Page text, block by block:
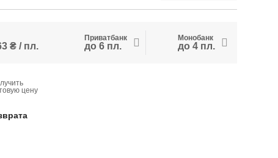
₴ / пл.
Приватбанк
до 6 пл.
Монобанк
до 4 пл.
цену